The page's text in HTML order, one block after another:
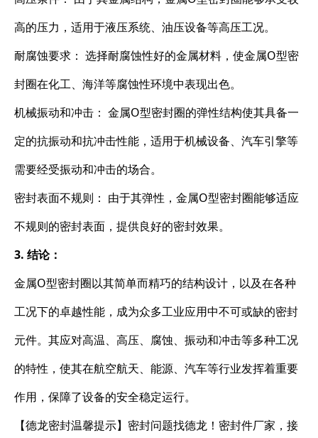
高的压力，适用于液压系统、油压设备等高压工况。
耐腐蚀要求： 选择耐腐蚀性好的金属材料，使金属O型密
封圈在化工、海洋等腐蚀性环境中表现出色。
机械振动和冲击： 金属O型密封圈的弹性结构使其具备一
定的抗振动和抗冲击性能，适用于机械设备、汽车引擎等
需要经受振动和冲击的场合。
密封表面不规则： 由于其弹性，金属O型密封圈能够适应
不规则的密封表面，提供良好的密封效果。
3. 结论：
金属O型密封圈以其简单而精巧的结构设计，以及在各种
工况下的卓越性能，成为众多工业应用中不可或缺的密封
元件。其应对高温、高压、腐蚀、振动和冲击等多种工况
的特性，使其在航空航天、能源、汽车等行业发挥着重要
作用，保障了设备的安全稳定运行。
【德龙密封温馨提示】密封问题找德龙！密封件厂家，接